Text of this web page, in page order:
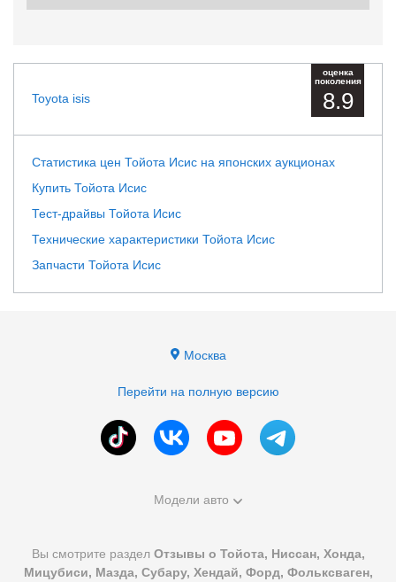
Toyota isis
оценка
поколения
8.9
Статистика цен Тойота Исис на японских аукционах
Купить Тойота Исис
Тест-драйвы Тойота Исис
Технические характеристики Тойота Исис
Запчасти Тойота Исис
Москва
Перейти на полную версию
Модели авто
Вы смотрите раздел Отзывы о Тойота, Ниссан, Хонда,
Мицубиси, Мазда, Субару, Хендай, Форд, Фольксваген,